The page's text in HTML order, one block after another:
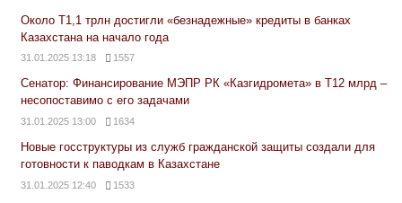
Около Т1,1 трлн достигли «безнадежные» кредиты в банках
Казахстана на начало года
31.01.2025 13:18 1557
Сенатор: Финансирование МЭПР РК «Казгидромета» в Т12 млрд –
несопоставимо с его задачами
31.01.2025 13:00 1634
Новые госструктуры из служб гражданской защиты создали для
готовности к паводкам в Казахстане
31.01.2025 12:40 1533